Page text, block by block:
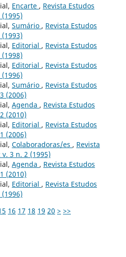
Encarte , Revista Estudos
Sumário , Revista Estudos
Editorial , Revista Estudos
Editorial , Revista Estudos
Sumário , Revista Estudos
(2006)
Agenda , Revista Estudos
(2010)
Editorial , Revista Estudos
(2006)
Colaboradoras/es , Revista
3 n. 2 (1995)
Agenda , Revista Estudos
(2010)
Editorial , Revista Estudos
16 17 18 19 20 > >>